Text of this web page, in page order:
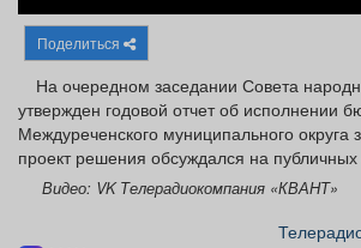
Поделиться
На очередном заседании Совета
утвержден годовой отчет об исполнении
Междуреченского муниципального округа
проект решения обсуждался на
Видео: VK Телерадиокомпания «КВАНТ»